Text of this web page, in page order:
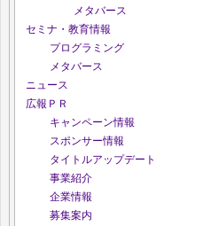
メタバース
セミナ・教育情報
プログラミング
メタバース
ニュース
広報ＰＲ
キャンペーン情報
スポンサー情報
タイトルアップデート
事業紹介
企業情報
募集案内